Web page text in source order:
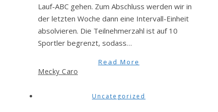
Lauf-ABC gehen. Zum Abschluss werden wir in
der letzten Woche dann eine Intervall-Einheit
absolvieren. Die Teilnehmerzahl ist auf 10
Sportler begrenzt, sodass…
Read More
Mecky Caro
Uncategorized